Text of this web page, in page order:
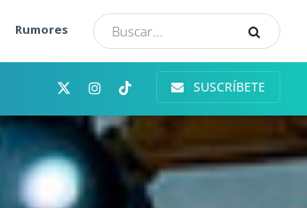
Rumores
SUSCRÍBETE